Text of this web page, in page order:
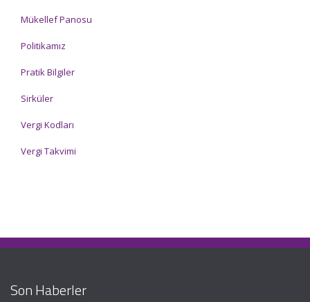
Mükellef Panosu
Politikamız
Pratik Bilgiler
Sirküler
Vergi Kodları
Vergi Takvimi
Son Haberler